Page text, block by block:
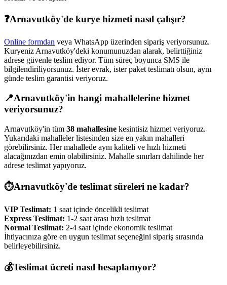
❓Arnavutköy'de kurye hizmeti nasıl çalışır?
Online formdan veya WhatsApp üzerinden sipariş veriyorsunuz.
KuryenizArnavutköy'deki konumunuzdan alarak, belirttiğiniz
adrese güvenle teslim ediyor. Tüm süreç boyunca SMS ile
bilgilendiriliyorsunuz. İster evrak, ister paket teslimatı olsun, aynı
günde teslim garantisi veriyoruz.
📍Arnavutköy'in hangi mahallelerine hizmet
veriyorsunuz?
Arnavutköy'in tüm 38 mahallesine kesintisiz hizmet veriyoruz.
Yukarıdaki mahalleler listesinden size en yakın mahalleri
görebilirsiniz. Her mahallede aynı kaliteli ve hızlı hizmeti
alacağınızdan emin olabilirsiniz. Mahalle sınırları dahilinde her
adrese teslimat yapıyoruz.
⏱️Arnavutköy'de teslimat süreleri ne kadar?
VIP Teslimat: 1 saat içinde öncelikli teslimat
Express Teslimat: 1-2 saat arası hızlı teslimat
Normal Teslimat: 2-4 saat içinde ekonomik teslimat
İhtiyacınıza göre en uygun teslimat seçeneğini sipariş sırasında
belirleyebilirsiniz.
💰Teslimat ücreti nasıl hesaplanıyor?